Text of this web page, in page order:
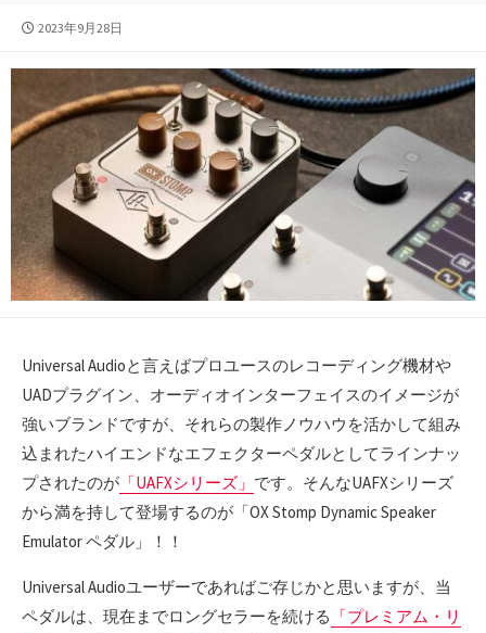
公
日
2023年9月28日
Universal Audioと言えばプロユースのレコーディング機材や
UADプラグイン、オーディオインターフェイスのイメージが
強いブランドですが、それらの製作ノウハウを活かして組み
込まれたハイエンドなエフェクターペダルとしてラインナッ
プされたのが 「UAFXシリーズ」 です。そんなUAFXシリーズ
から満を持して登場するのが「OX Stomp Dynamic Speaker
Emulator ペダル」！！
Universal Audioユーザーであればご存じかと思いますが、当
ペダルは、現在までロングセラーを続ける 「プレミアム・リ